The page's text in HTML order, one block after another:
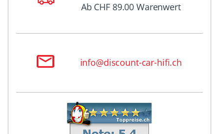
Ab CHF 89.00 Warenwert
info@discount-car-hifi.ch